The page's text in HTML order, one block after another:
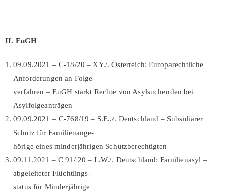
II. EuGH
09.09.2021 – C-18/20 – XY./. Österreich: Europarechtliche
Anforderungen an Folge-
verfahren – EuGH stärkt Rechte von Asylsuchenden bei
Asylfolgeanträgen
09.09.2021 – C-768/19 – S.E../. Deutschland – Subsidiärer
Schutz für Familienange-
hörige eines minderjährigen Schutzberechtigten
09.11.2021 – C 91/ 20 – L.W./. Deutschland: Familienasyl –
abgeleiteter Flüchtlings-
status für Minderjährige